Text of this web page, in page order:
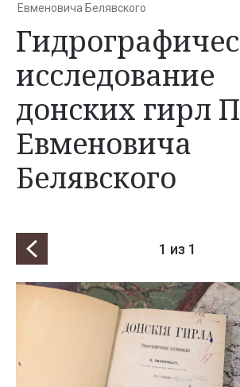
Евменовича Белявского
исследование
донских гирл
Евменовича
Белявского
1 из 1